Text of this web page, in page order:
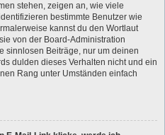
stehen, zeigen an, wie viele
bestimmte Benutzer wie
kannst du den Wortlaut
von der Board-Administration
sinnlosen Beiträge, nur um deinen
dulden dieses Verhalten nicht und ein
Rang unter Umständen einfach